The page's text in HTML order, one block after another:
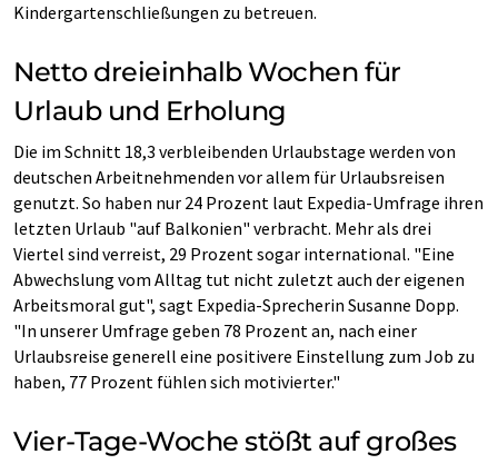
Kindergartenschließungen zu betreuen.
Netto dreieinhalb Wochen für
Urlaub und Erholung
Die im Schnitt 18,3 verbleibenden Urlaubstage werden von
deutschen Arbeitnehmenden vor allem für Urlaubsreisen
genutzt. So haben nur 24 Prozent laut Expedia-Umfrage ihren
letzten Urlaub "auf Balkonien" verbracht. Mehr als drei
Viertel sind verreist, 29 Prozent sogar international. "Eine
Abwechslung vom Alltag tut nicht zuletzt auch der eigenen
Arbeitsmoral gut", sagt Expedia-Sprecherin Susanne Dopp.
"In unserer Umfrage geben 78 Prozent an, nach einer
Urlaubsreise generell eine positivere Einstellung zum Job zu
haben, 77 Prozent fühlen sich motivierter."
Vier-Tage-Woche stößt auf großes